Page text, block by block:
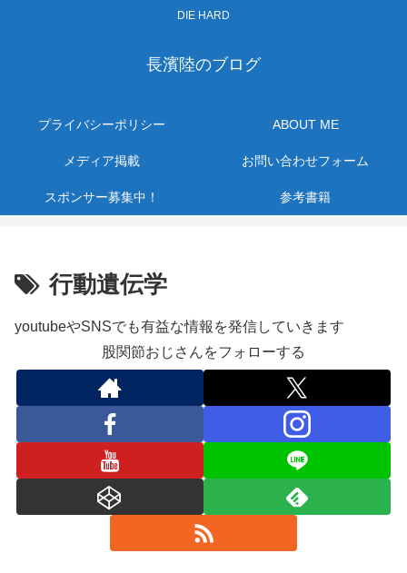
DIE HARD
長濱陸のブログ
プライバシーポリシー ABOUT ME
メディア掲載 お問い合わせフォーム
スポンサー募集中！ 参考書籍
行動遺伝学
youtubeやSNSでも有益な情報を発信していきます
股関節おじさんをフォローする